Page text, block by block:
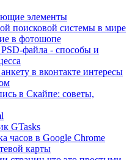
элементы
поисковой системы в мире
в фотошопе
файла - способы и
в вконтакте интересы
в Скайпе: советы,
GTasks
часов в Google Chrome
карты